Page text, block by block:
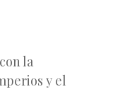
la
y el